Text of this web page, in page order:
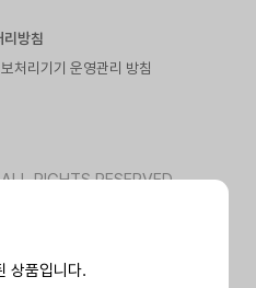
상품입니다.
리방침
처리기기 운영관리 방침
RIGHTS RESERVED